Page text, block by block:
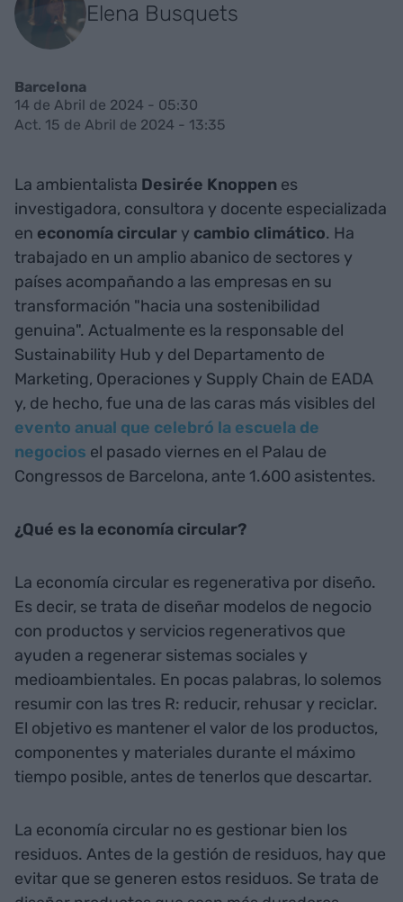
Elena Busquets
Barcelona
14 de Abril de 2024 - 05:30
Act. 15 de Abril de 2024 - 13:35
La ambientalista Desirée Knoppen es
investigadora, consultora y docente especializada
en economía circular y cambio climático. Ha
trabajado en un amplio abanico de sectores y
países acompañando a las empresas en su
transformación "hacia una sostenibilidad
genuina". Actualmente es la responsable del
Sustainability Hub y del Departamento de
Marketing, Operaciones y Supply Chain de EADA
y, de hecho, fue una de las caras más visibles del
evento anual que celebró la escuela de
negocios el pasado viernes en el Palau de
Congressos de Barcelona, ante 1.600 asistentes.
¿Qué es la economía circular?
La economía circular es regenerativa por diseño.
Es decir, se trata de diseñar modelos de negocio
con productos y servicios regenerativos que
ayuden a regenerar sistemas sociales y
medioambientales. En pocas palabras, lo solemos
resumir con las tres R: reducir, rehusar y reciclar.
El objetivo es mantener el valor de los productos,
componentes y materiales durante el máximo
tiempo posible, antes de tenerlos que descartar.
La economía circular no es gestionar bien los
residuos. Antes de la gestión de residuos, hay que
evitar que se generen estos residuos. Se trata de